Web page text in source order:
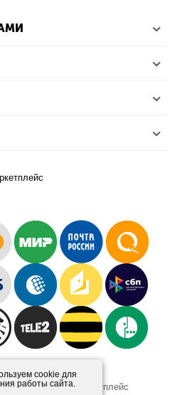
cookie для
работы сайта.
Шопидеал.Маркетплейс